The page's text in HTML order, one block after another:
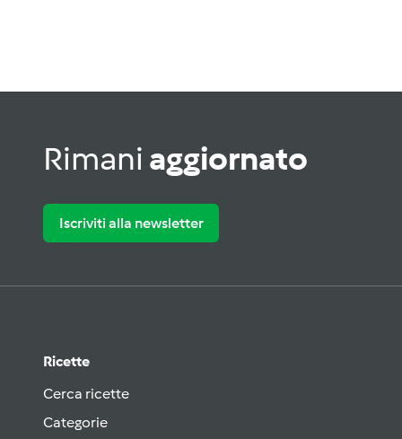
Rimani aggiornato
Iscriviti alla newsletter
Ricette
Cerca ricette
Categorie